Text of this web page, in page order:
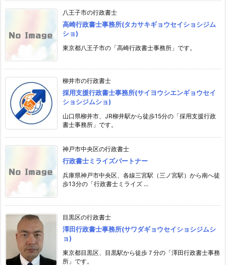
八王子市の行政書士
高崎行政書士事務所(タカサキギョウセイショシジム
ショ)
東京都八王子市の「高崎行政書士事務所」です。
柳井市の行政書士
採用支援行政書士事務所(サイヨウシエンギョウセイ
ショシジムショ)
山口県柳井市、JR柳井駅から徒歩15分の「採用支援行政
書士事務所」です。
神戸市中央区の行政書士
行政書士ミライズパートナー
兵庫県神戸市中央区、各線三宮駅（三ノ宮駅）から南へ徒
歩13分の「行政書士ミライズ ...
目黒区の行政書士
澤田行政書士事務所(サワダギョウセイショシジムシ
ョ)
東京都目黒区、目黒駅から徒歩７分の「澤田行政書士事務
所」です。